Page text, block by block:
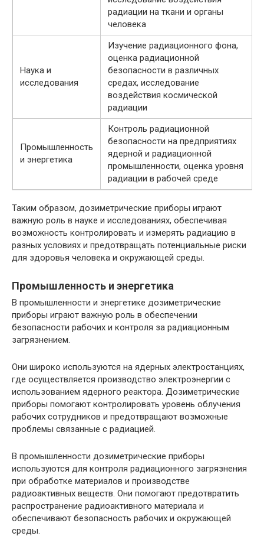
радиации на ткани и органы
человека
Наука и
исследования
Изучение радиационного фона,
оценка радиационной
безопасности в различных
средах, исследование
воздействия космической
радиации
Промышленность
и энергетика
Контроль радиационной
безопасности на предприятиях
ядерной и радиационной
промышленности, оценка уровня
радиации в рабочей среде
Таким образом, дозиметрические приборы играют
важную роль в науке и исследованиях, обеспечивая
возможность контролировать и измерять радиацию в
разных условиях и предотвращать потенциальные риски
для здоровья человека и окружающей среды.
Промышленность и энергетика
В промышленности и энергетике дозиметрические
приборы играют важную роль в обеспечении
безопасности рабочих и контроля за радиационным
загрязнением.
Они широко используются на ядерных электростанциях,
где осуществляется производство электроэнергии с
использованием ядерного реактора. Дозиметрические
приборы помогают контролировать уровень облучения
рабочих сотрудников и предотвращают возможные
проблемы связанные с радиацией.
В промышленности дозиметрические приборы
используются для контроля радиационного загрязнения
при обработке материалов и производстве
радиоактивных веществ. Они помогают предотвратить
распространение радиоактивного материала и
обеспечивают безопасность рабочих и окружающей
среды.